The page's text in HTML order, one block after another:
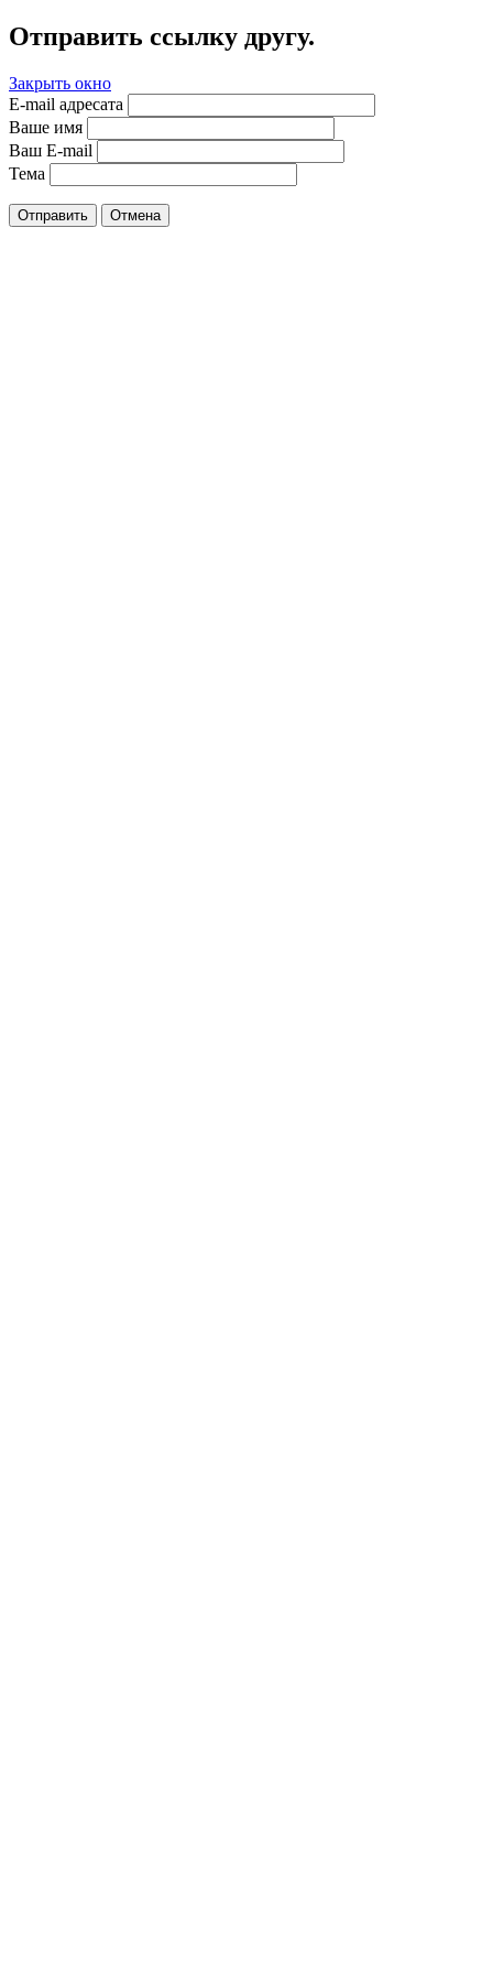
Отправить ссылку другу.
Закрыть окно
E-mail адресата
Ваше имя
Ваш E-mail
Тема
Отправить Отмена